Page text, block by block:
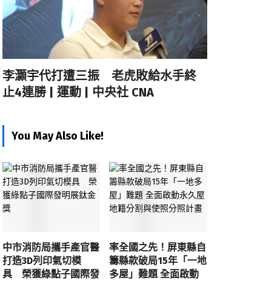
李灝宇代打遭三振 老虎敗給水手終
止4連勝 | 運動 | 中央社 CNA
You May Also Like!
中市消防局攜手產官醫
打造3D列印氣切模
具 榮獲綠點子國際發
率全國之先！屏東縣自
籌縣款破局15年「一地
多屋」難題 全面啟動